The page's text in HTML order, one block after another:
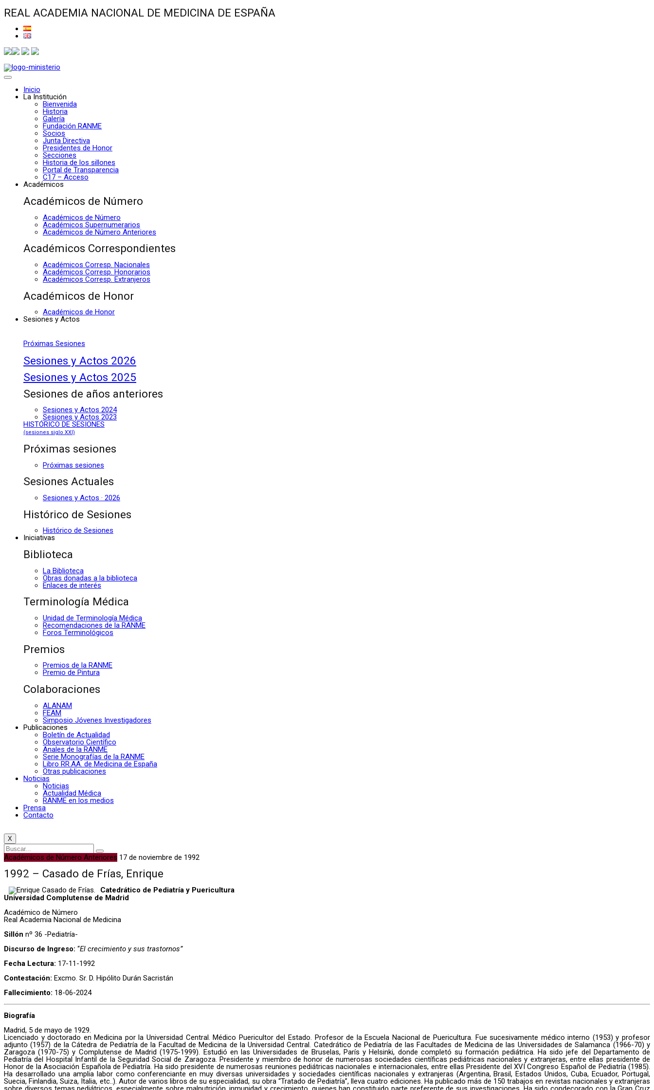
REAL ACADEMIA NACIONAL DE MEDICINA DE ESPAÑA
Inicio
La Institución
Bienvenida
Historia
Galería
Fundación RANME
Socios
Junta Directiva
Presidentes de Honor
Secciones
Historia de los sillones
Portal de Transparencia
C17 – Acceso
Académicos
Académicos de Número
Académicos de Número
Académicos Supernumerarios
Académicos de Número Anteriores
Académicos Correspondientes
Académicos Corresp. Nacionales
Académicos Corresp. Honorarios
Académicos Corresp. Extranjeros
Académicos de Honor
Académicos de Honor
Sesiones y Actos
Próximas Sesiones
Sesiones y Actos 2026
Sesiones y Actos 2025
Sesiones de años anteriores
Sesiones y Actos 2024
Sesiones y Actos 2023
HISTÓRICO DE SESIONES
(sesiones siglo XXI)
Próximas sesiones
Próximas sesiones
Sesiones Actuales
Sesiones y Actos · 2026
Histórico de Sesiones
Histórico de Sesiones
Iniciativas
Biblioteca
La Biblioteca
Obras donadas a la biblioteca
Enlaces de interés
Terminología Médica
Unidad de Terminología Médica
Recomendaciones de la RANME
Foros Terminológicos
Premios
Premios de la RANME
Premio de Pintura
Colaboraciones
ALANAM
FEAM
Simposio Jóvenes Investigadores
Publicaciones
Boletín de Actualidad
Observatorio Científico
Anales de la RANME
Serie Monografías de la RANME
Libro RR.AA. de Medicina de España
Otras publicaciones
Noticias
Noticias
Actualidad Médica
RANME en los medios
Prensa
Contacto
X
Académicos de Número Anteriores 17 de noviembre de 1992
1992 – Casado de Frías, Enrique
Catedrático de Pediatría y Puericultura
Universidad Complutense de Madrid
Académico de Número
Real Academia Nacional de Medicina
Sillón nº 36 -Pediatría-
Discurso de Ingreso: “El crecimiento y sus trastornos”
Fecha Lectura: 17-11-1992
Contestación: Excmo. Sr. D. Hipólito Durán Sacristán
Fallecimiento: 18-06-2024
Biografía
Madrid, 5 de mayo de 1929.
Licenciado y doctorado en Medicina por la Universidad Central. Médico Puericultor del Estado. Profesor de la Escuela Nacional de Puericultura. Fue sucesivamente médico interno (1953) y profesor
adjunto (1957) de la Cátedra de Pediatría de la Facultad de Medicina de la Universidad Central. Catedrático de Pediatría de las Facultades de Medicina de las Universidades de Salamanca (1966-70) y
Zaragoza (1970-75) y Complutense de Madrid (1975-1999). Estudió en las Universidades de Bruselas, París y Helsinki, donde completó su formación pediátrica. Ha sido jefe del Departamento de
Pediatría del Hospital Infantil de la Seguridad Social de Zaragoza. Presidente y miembro de honor de numerosas sociedades científicas pediátricas nacionales y extranjeras, entre ellas presidente de
Honor de la Asociación Española de Pediatría. Ha sido presidente de numerosas reuniones pediátricas nacionales e internacionales, entre ellas Presidente del XVI Congreso Español de Pediatría (1985).
Ha desarrollado una amplia labor como conferenciante en muy diversas universidades y sociedades científicas nacionales y extranjeras (Argentina, Brasil, Estados Unidos, Cuba, Ecuador, Portugal,
Suecia, Finlandia, Suiza, Italia, etc..). Autor de varios libros de su especialidad, su obra “Tratado de Pediatría”, lleva cuatro ediciones. Ha publicado más de 150 trabajos en revistas nacionales y extranjeras